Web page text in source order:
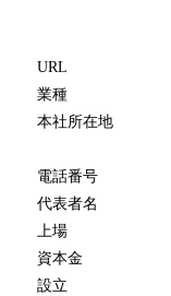
URL
業種
本社所在地
電話番号
代表者名
上場
資本金
設立